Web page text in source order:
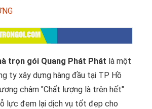
trọn gói Quang Phát Phát là một
ty xây dựng hàng đầu tại TP Hồ
châm "Chất lượng là trên hết"
lực đem lại dịch vụ tốt đẹp cho